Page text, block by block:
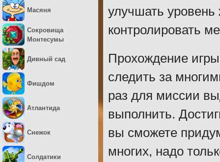
улучшать
контролировать
Прохождение
следить за
раз для миссии
выполнить.
вы сможете
многих, надо
Масяня
Сокровища
Монтесумы
Дивный сад
Фишдом
Атлантида
Снежок
Солдатики